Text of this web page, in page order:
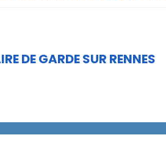
DE GARDE SUR RENNES